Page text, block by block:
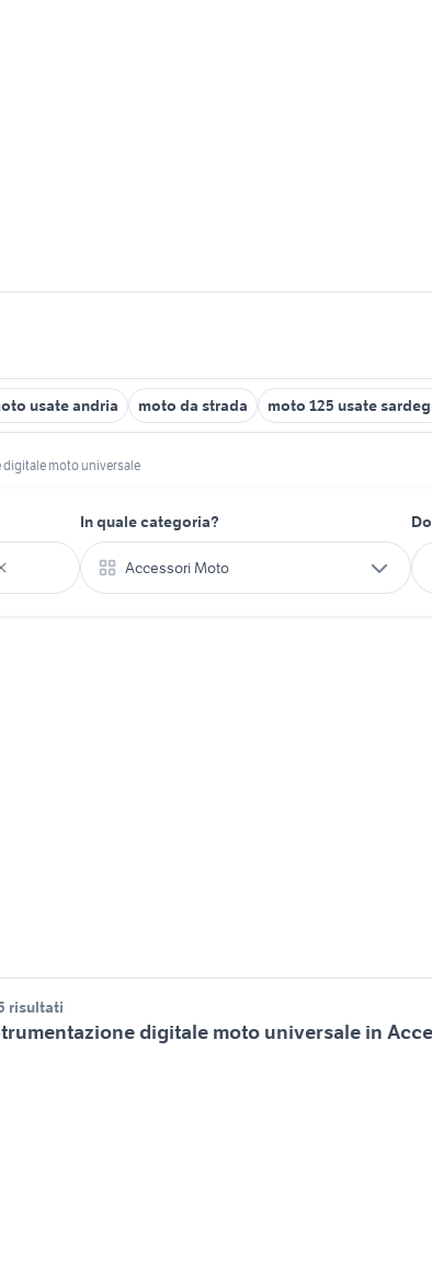
usate andria moto da strada moto 125 usate
moto universale
In quale categoria?
Accessori Moto
risultati
digitale moto universale in